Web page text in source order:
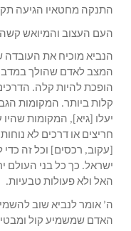
התנקה מחטאיו הגיעה
העם העצוב והמיואש קשה
הנביא מוכיח את
המצב לאדם שהולך במדבר
הופכת להיות קלה.
קלות ביותר. המקומות
יעלו [גיא], המקומות
חריצים או דרכים לא
[עקוב, רכסים] וכל זה
ישראל. כך כל בני העולם
האל ולא פעולות טבעיות.
ה’ אומר לנביא שוב
האדם שמשמיע קול